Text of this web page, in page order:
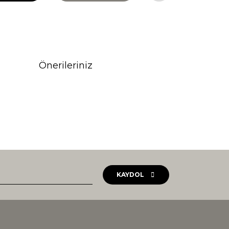
Önerileriniz
KAYDOL